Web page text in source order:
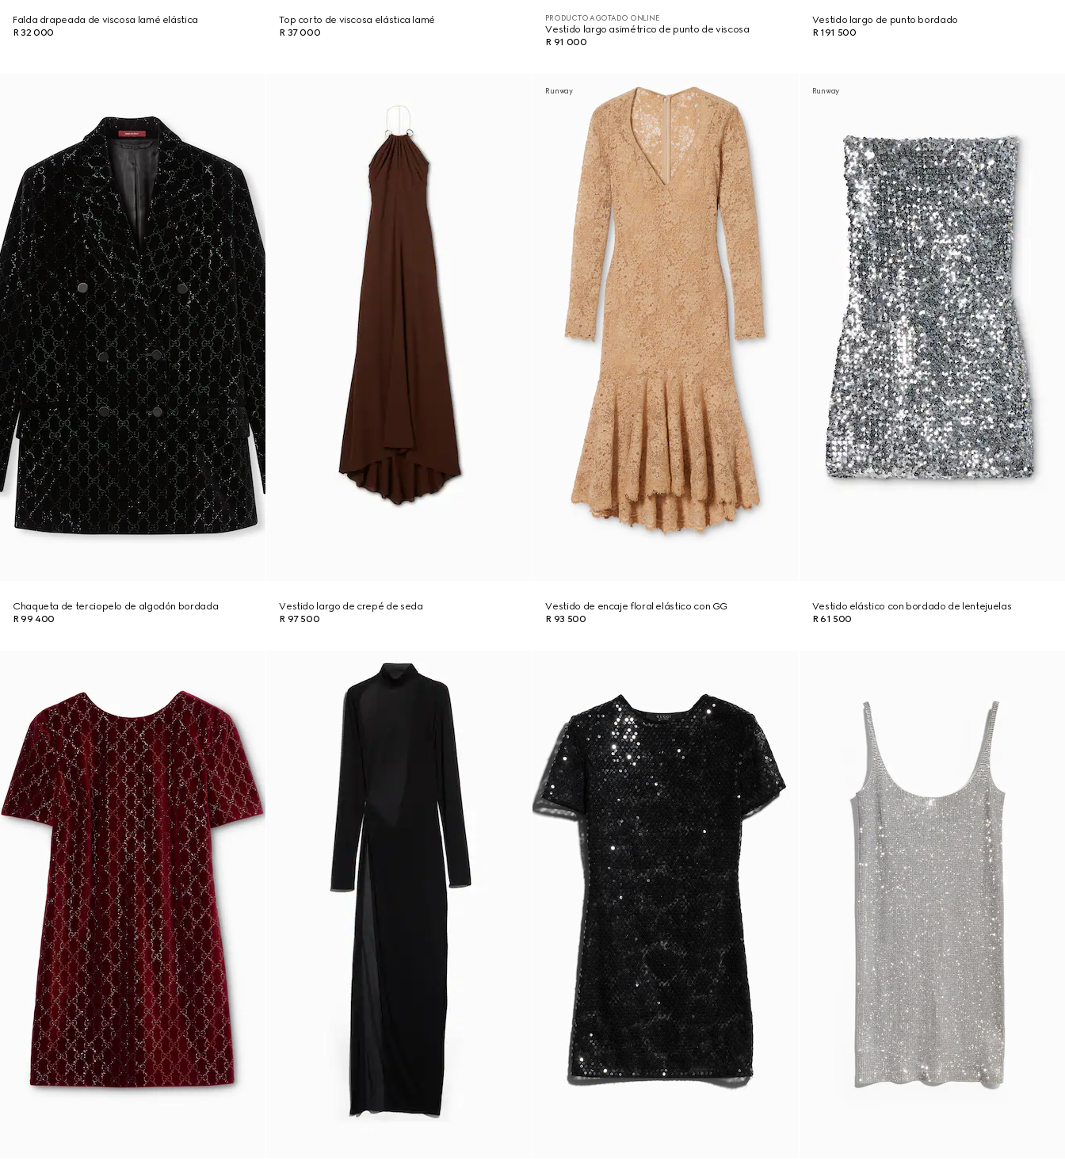
Falda drapeada de viscosa lamé elástica
R 32 000
Top corto de viscosa elástica lamé
R 37 000
PRODUCTO AGOTADO ONLINE
Vestido largo asimétrico de punto de viscosa
R 91 000
Vestido largo de punto bordado
R 191 500
Chaqueta de terciopelo de algodón bordada
R 99 400
Vestido largo de crepé de seda
R 97 500
Runway
Vestido de encaje floral elástico con GG
R 93 500
Runway
Vestido elástico con bordado de lentejuelas
R 61 500